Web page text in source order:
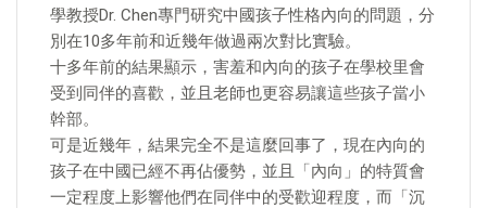
學教授Dr. Chen專門研究中國孩子性格內向的問題，分
別在10多年前和近幾年做過兩次對比實驗。
十多年前的結果顯示，害羞和內向的孩子在學校里會
受到同伴的喜歡，並且老師也更容易讓這些孩子當小
幹部。
可是近幾年，結果完全不是這麼回事了，現在內向的
孩子在中國已經不再佔優勢，並且「內向」的特質會
一定程度上影響他們在同伴中的受歡迎程度，而「沉